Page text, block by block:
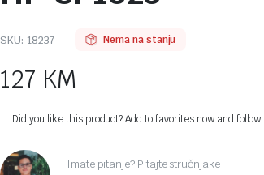
SKU: 18237 Nema na stanju
127 KM
Did you like this product? Add to favorites now and
Imate pitanje? Pitajte stručnjake